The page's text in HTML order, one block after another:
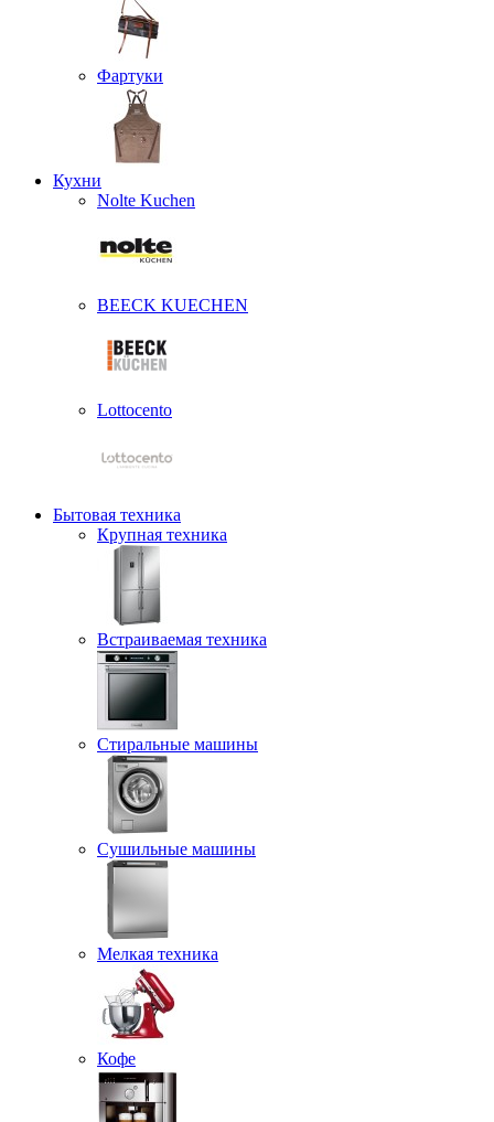
Фартуки
Кухни
Nolte Kuchen
BEECK KUECHEN
Lottocento
Бытовая техника
Крупная техника
Встраиваемая техника
Стиральные машины
Сушильные машины
Мелкая техника
Кофе